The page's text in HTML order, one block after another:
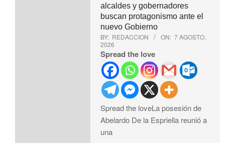
alcaldes y gobernadores
buscan protagonismo ante el
nuevo Gobierno
BY: REDACCION ON: 7 AGOSTO,
2026
Spread the love
Spread the loveLa posesión de
Abelardo De la Espriella reunió a
una